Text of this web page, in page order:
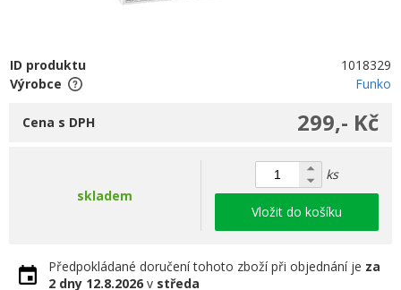
ID produktu
1018329
Výrobce
Funko
299,- Kč
Cena s DPH
skladem
ks
Vložit do košíku
Předpokládané doručení tohoto zboží při objednání je za
2 dny 12.8.2026 v středa